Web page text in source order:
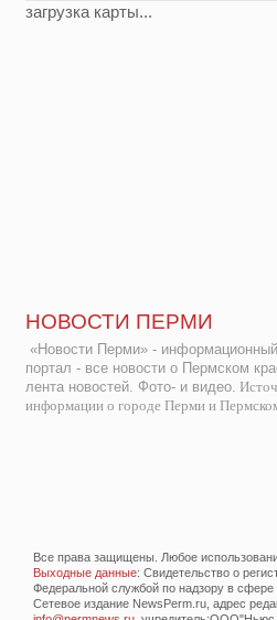
загрузка карты...
НОВОСТИ ПЕРМИ
«Новости Перми» -
портал - все новости о Пермском
лента новостей. Фото- и видео.
информации о городе Перми и
Все права защищены. Любое
Выходные данные: Свидетельство о
Федеральной службой по надзору в
Сетевое издание NewsPerm.ru, адрес